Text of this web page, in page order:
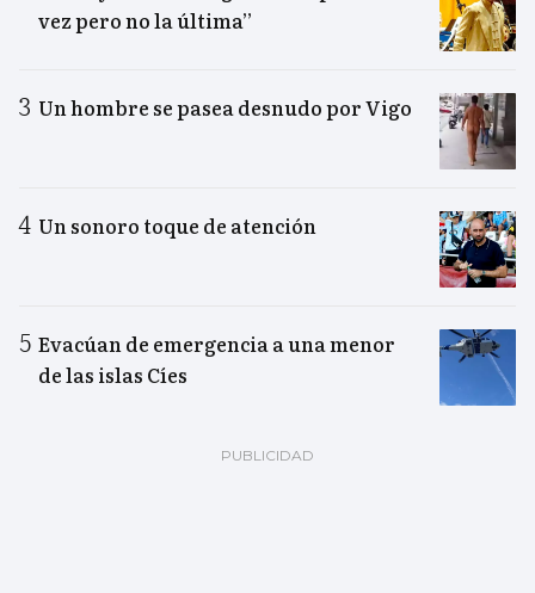
vez pero no la última”
Un hombre se pasea desnudo por Vigo
Un sonoro toque de atención
Evacúan de emergencia a una menor
de las islas Cíes